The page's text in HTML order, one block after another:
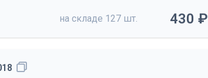
на складе 127 шт. 430 ₽